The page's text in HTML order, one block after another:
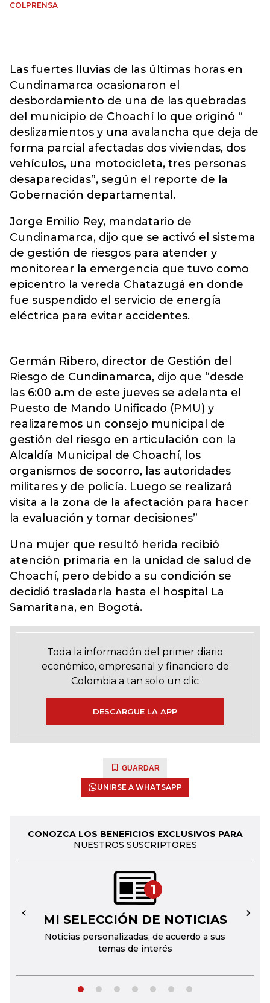
COLPRENSA
Las fuertes lluvias de las últimas horas en
Cundinamarca ocasionaron el
desbordamiento de una de las quebradas
del municipio de Choachí lo que originó “
deslizamientos y una avalancha que deja de
forma parcial afectadas dos viviendas, dos
vehículos, una motocicleta, tres personas
desaparecidas”, según el reporte de la
Gobernación departamental.
Jorge Emilio Rey, mandatario de
Cundinamarca, dijo que se activó el sistema
de gestión de riesgos para atender y
monitorear la emergencia que tuvo como
epicentro la vereda Chatazugá en donde
fue suspendido el servicio de energía
eléctrica para evitar accidentes.
Germán Ribero, director de Gestión del
Riesgo de Cundinamarca, dijo que “desde
las 6:00 a.m de este jueves se adelanta el
Puesto de Mando Unificado (PMU) y
realizaremos un consejo municipal de
gestión del riesgo en articulación con la
Alcaldía Municipal de Choachí, los
organismos de socorro, las autoridades
militares y de policía. Luego se realizará
visita a la zona de la afectación para hacer
la evaluación y tomar decisiones”
Una mujer que resultó herida recibió
atención primaria en la unidad de salud de
Choachí, pero debido a su condición se
decidió trasladarla hasta el hospital La
Samaritana, en Bogotá.
Toda la información del primer diario
económico, empresarial y financiero de
Colombia a tan solo un clic
DESCARGUE LA APP
GUARDAR
UNIRSE A WHATSAPP
CONOZCA LOS BENEFICIOS EXCLUSIVOS PARA
NUESTROS SUSCRIPTORES
1
MI SELECCIÓN DE NOTICIAS
Noticias personalizadas, de acuerdo a sus
temas de interés
← →